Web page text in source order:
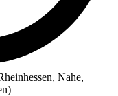
Nahe,